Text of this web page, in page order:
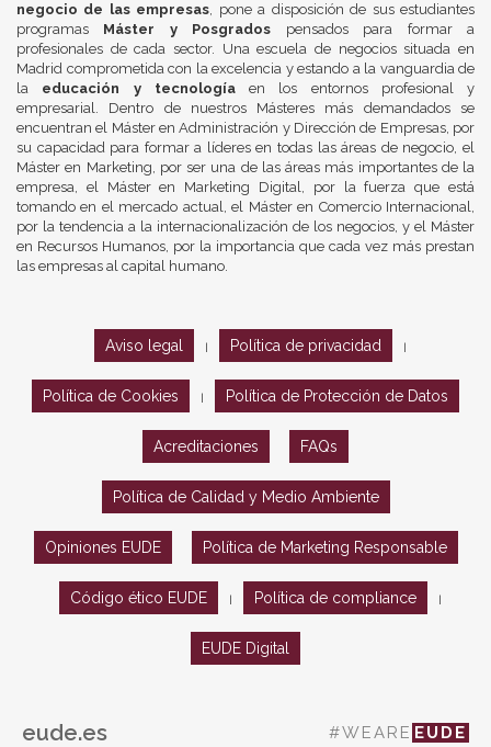
negocio de las empresas, pone a disposición de sus estudiantes
programas Máster y Posgrados pensados para formar a
profesionales de cada sector. Una escuela de negocios situada en
Madrid comprometida con la excelencia y estando a la vanguardia de
la educación y tecnologíaen los entornos profesional y
empresarial. Dentro de nuestros Másteres más demandados se
encuentran el Máster en Administración y Dirección de Empresas, por
su capacidad para formar a líderes en todas las áreas de negocio, el
Máster en Marketing, por ser una de las áreas más importantes de la
empresa, el Máster en Marketing Digital, por la fuerza que está
tomando en el mercado actual, el Máster en Comercio Internacional,
por la tendencia a la internacionalización de los negocios, y el Máster
en Recursos Humanos, por la importancia que cada vez más prestan
las empresas al capital humano.
Aviso legal Política de privacidad
Política de Cookies Política de Protección de Datos
Acreditaciones FAQs
Política de Calidad y Medio Ambiente
Opiniones EUDE Política de Marketing Responsable
Código ético EUDE Política de compliance
EUDE Digital
eude.es #WEARE EUDE